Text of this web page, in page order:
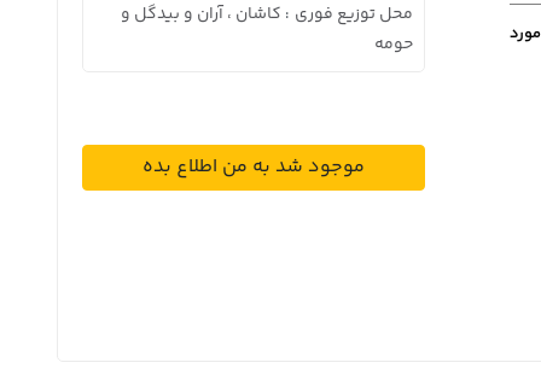
محل توزیع فوری : کاشان ، آران و بیدگل و
حومه
موجود شد به من اطلاع بده